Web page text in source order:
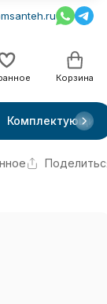
Корзина
Комплектующие